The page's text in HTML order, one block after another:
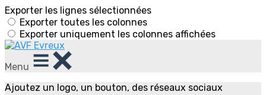
Exporter les lignes sélectionnées
Exporter toutes les colonnes
Exporter uniquement les colonnes affichées
Menu
Ajoutez un logo, un bouton, des réseaux sociaux